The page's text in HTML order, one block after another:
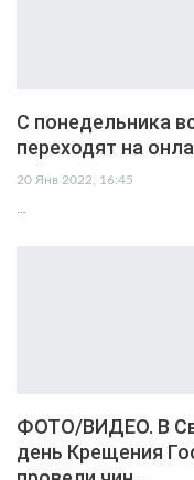
С понедельника
переходят на
20 Янв 2022, 16:45
…
ФОТО/ВИДЕО. В
день Крещения